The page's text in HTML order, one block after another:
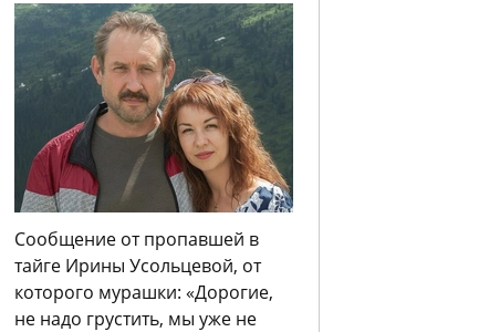
Сообщение от пропавшей в
тайге Ирины Усольцевой, от
которого мурашки: «Дорогие,
не надо грустить, мы уже не